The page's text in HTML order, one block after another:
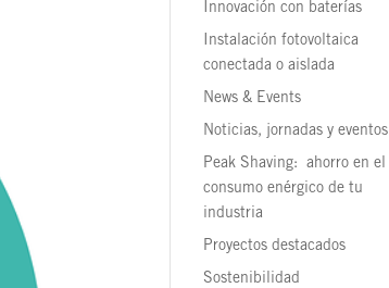
Innovación con baterías
Instalación fotovoltaica
conectada o aislada
News & Events
Noticias, jornadas y eventos
Peak Shaving: ahorro en el
consumo enérgico de tu
industria
Proyectos destacados
Sostenibilidad